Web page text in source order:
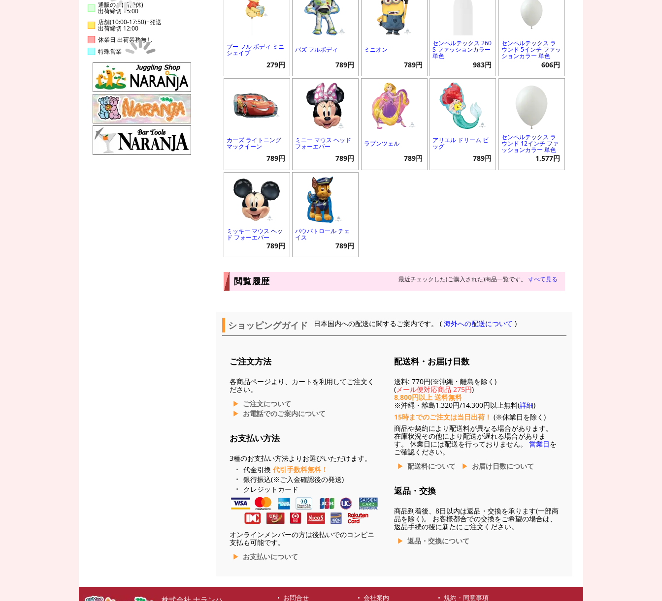
通販のみ(店舗休)
出荷締切 15:00
店舗(10:00-17:50)+発送
出荷締切 12:00
休業日 出荷業務無し
特殊営業
プー フル ボディ ミニ
シェイプ
279円
バズ フルボディ
789円
ミニオン
789円
センペルテックス 260
S ファッションカラー
単色
983円
センペルテックス ラ
ウンド 5インチ ファッ
ションカラー 単色
606円
カーズ ライトニング
マックイーン
789円
ミニー マウス ヘッド
フォーエバー
789円
ラプンツェル
789円
アリエル ドリーム ビ
ッグ
789円
センペルテックス ラ
ウンド 12インチ ファ
ッションカラー 単色
1,577円
ミッキー マウス ヘッ
ド フォーエバー
789円
パウパトロール チェ
イス
789円
閲覧履歴 最近チェックした(ご購入された)商品一覧です。 すべて見る
ショッピングガイド 日本国内への配送に関するご案内です。 (海外への配送について )
ご注文方法
各商品ページより、カートを利用してご注文く
ださい。
ご注文について
お電話でのご案内について
お支払い方法
3種のお支払い方法よりお選びいただけます。
代金引換 代引手数料無料！
銀行振込(※ご入金確認後の発送)
クレジットカード
オンラインメンバーの方は後払いでのコンビニ
支払も可能です。
お支払いについて
配送料・お届け日数
送料: 770円(※沖縄・離島を除く)
(メール便対応商品 275円)
8,800円以上 送料無料
※沖縄・離島1,320円/14,300円以上無料(詳細)
15時までのご注文は当日出荷！ (※休業日を除く)
商品や契約により配送料が異なる場合があります。
在庫状況その他により配送が遅れる場合がありま
す。 休業日には配送を行っておりません。 営業日を
ご確認ください。
配送料について
お届け日数について
返品・交換
商品到着後、8日以内は返品・交換を承ります(一部商
品を除く)。 お客様都合での交換をご希望の場合は、
返品手続の後に新たにご注文ください。
返品・交換について
お問合せ 会社案内 規約・同意事項